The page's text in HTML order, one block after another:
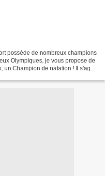
possède de nombreux champions
Olympiques, je vous propose de
Champion de natation ! Il s'agit